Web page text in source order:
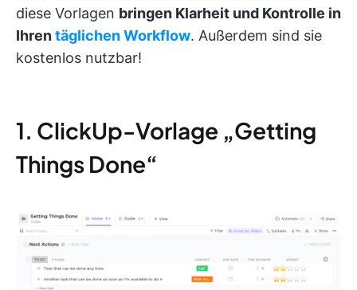
diese Vorlagen bringen Klarheit und Kontrolle in
Ihrentäglichen Workflow. Außerdem sind sie
kostenlos nutzbar!
1. ClickUp-Vorlage „Getting
Things Done“